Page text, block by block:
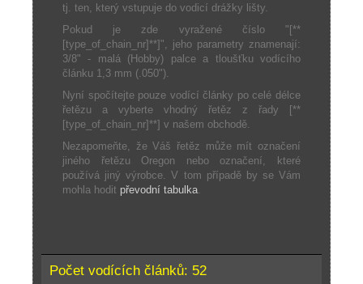
tj. ten, který vstupuje do vodicí drážky lišty.
Pokud je zde vyražené číslo "[**
[type_of_chain_nr]**]", jeho parametry znamenají:
3/8" - malá (Hobby) palce a tloušťku vodícího
článku 1,3 mm (.050").
Nyní spočítejte pouze vodící články po celé délce
řetězu a vyberte vhodný řetěz z řady [**
[type_of_chain_nr]**] v našem obchodě.
Nezapomeňte, že Váš řetěz může mít označení
jiného řetězu Oregon nebo označení, které
používá jiný výrobce. V tom případě by se Vám
mohla hodit převodní tabulka
Počet vodících článků: 52